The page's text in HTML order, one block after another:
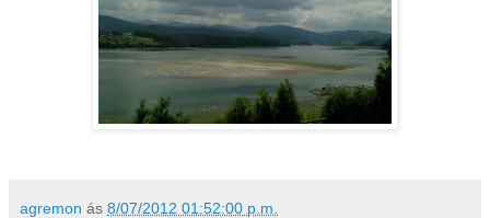
agremon ás 8/07/2012 01:52:00 p.m.